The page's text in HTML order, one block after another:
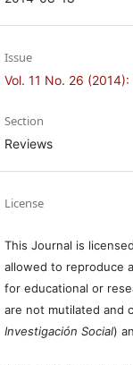
Issue
Vol. 11 No. 26
Section
Reviews
License
This Journal is
allowed to reproduce
for educational or
are not mutilated and
Investigación Social)